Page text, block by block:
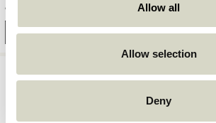
Allow all
Allow selection
Deny
90,00
Tilføj til kurv
90,00
Tilføj til kurv